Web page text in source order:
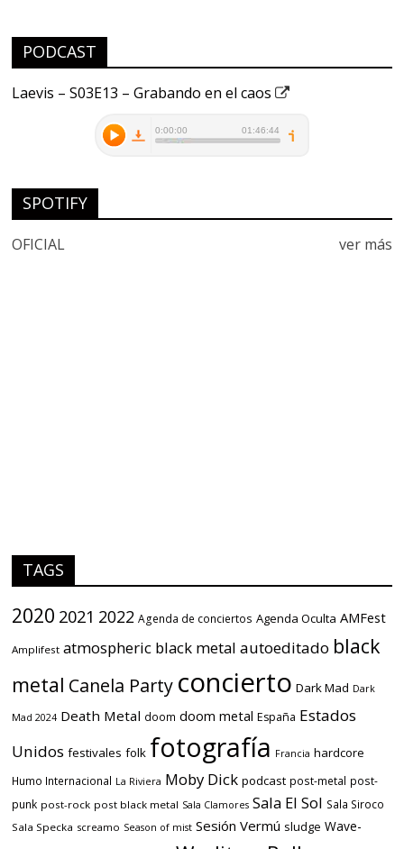
PODCAST
Laevis – S03E13 – Grabando en el caos
SPOTIFY
ver más
OFICIAL
TAGS
2020 2021 2022 Agenda de conciertos Agenda Oculta AMFest
Amplifest atmospheric black metal autoeditado black
metal Canela Party concierto Dark Mad Dark
Mad 2024 Death Metal doom doom metal España Estados
Unidos festivales folk fotografía Francia hardcore
Humo Internacional La Riviera Moby Dick podcast post-metal post-
punk post-rock post black metal Sala Clamores Sala El Sol Sala Siroco
Sala Specka screamo Season of mist Sesión Vermú sludge Wave-